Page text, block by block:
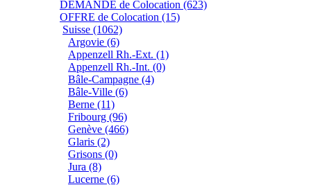
DEMANDE de Colocation (623)
OFFRE de Colocation (15)
Suisse (1062)
Argovie (6)
Appenzell Rh.-Ext. (1)
Appenzell Rh.-Int. (0)
Bâle-Campagne (4)
Bâle-Ville (6)
Berne (11)
Fribourg (96)
Genève (466)
Glaris (2)
Grisons (0)
Jura (8)
Lucerne (6)